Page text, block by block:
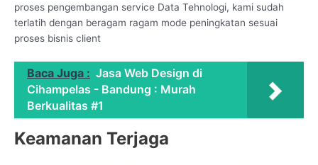
proses pengembangan service Data Tehnologi, kami sudah
terlatih dengan beragam ragam mode peningkatan sesuai
proses bisnis client
Baca Juga : Jasa Web Design di
Cihampelas - Bandung : Murah
Berkualitas #1
Keamanan Terjaga